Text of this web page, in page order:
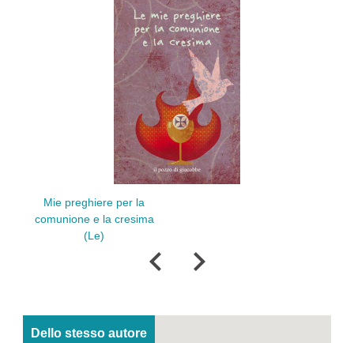
Mie preghiere per la
comunione e la cresima
(Le)
Dello stesso autore